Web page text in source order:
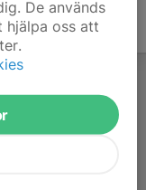
De används
hjälpa oss att